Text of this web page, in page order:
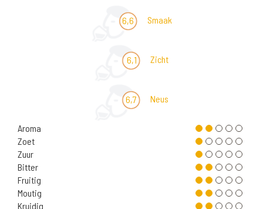
6,6 Smaak
6,1 Zicht
6,7 Neus
Aroma
Zoet
Zuur
Bitter
Fruitig
Moutig
Kruidig